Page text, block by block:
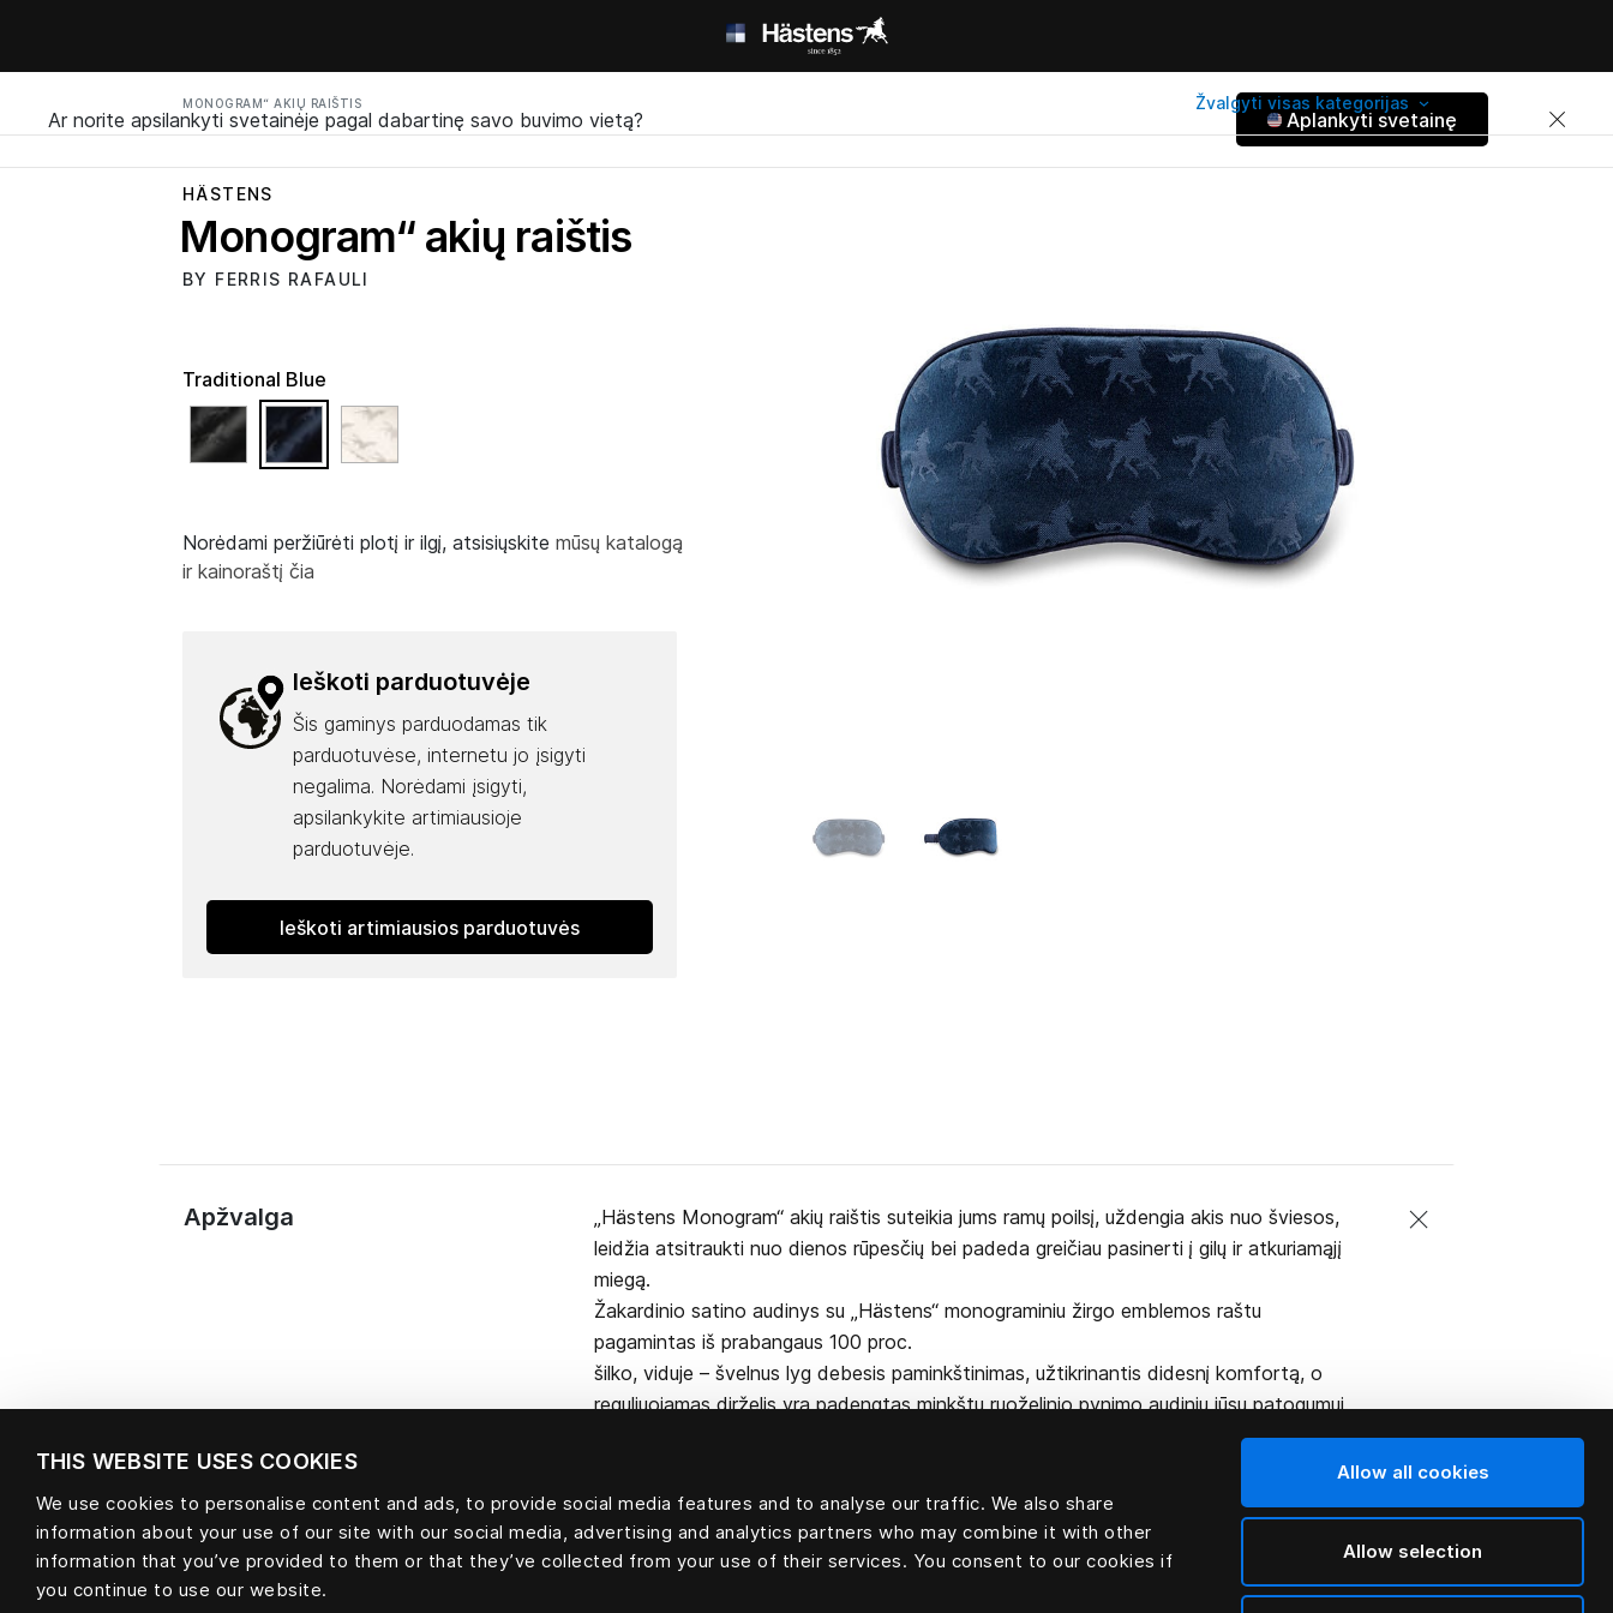
THIS WEBSITE USES COOKIES
We use cookies to personalise content and ads, to provide social media features and to analyse our traffic. We also share
information about your use of our site with our social media, advertising and analytics partners who may combine it with other
information that you’ve provided to them or that they’ve collected from your use of their services. You consent to our cookies if
you continue to use our website.
Allow all cookies
Allow selection
MONOGRAM“ AKIŲ RAIŠTIS Žvalgyti visas kategorijas
Ar norite apsilankyti svetainėje pagal dabartinę savo buvimo vietą? Aplankyti svetainę
HÄSTENS
Monogram“ akių raištis
BY FERRIS RAFAULI
Norėdami peržiūrėti plotį ir ilgį, atsisiųskite mūsų katalogą
ir kainoraštį čia
Traditional Blue
selected
Ieškoti parduotuvėje
Šis gaminys parduodamas tik
parduotuvėse, internetu jo įsigyti
negalima. Norėdami įsigyti,
apsilankykite artimiausioje
parduotuvėje.
Ieškoti artimiausios parduotuvės
Apžvalga
„Hästens Monogram“ akių raištis suteikia jums ramų poilsį, uždengia akis nuo šviesos,
leidžia atsitraukti nuo dienos rūpesčių bei padeda greičiau pasinerti į gilų ir atkuriamąjį
miegą.
Žakardinio satino audinys su „Hästens“ monograminiu žirgo emblemos raštu
pagamintas iš prabangaus 100 proc.
šilko, viduje – švelnus lyg debesis paminkštinimas, užtikrinantis didesnį komfortą, o
reguliuojamas dirželis yra padengtas minkštu ruoželinio pynimo audiniu jūsų patogumui.
Medžiaga 100 proc. šilkas